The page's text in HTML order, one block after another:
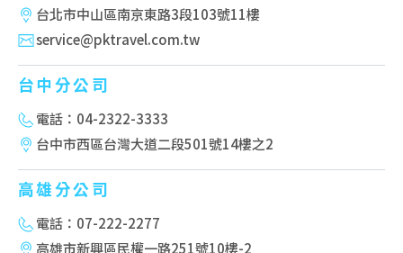
台北市中山區南京東路3段103號11樓
service@pktravel.com.tw
台中分公司
電話：04-2322-3333
台中市西區台灣大道二段501號14樓之2
高雄分公司
電話：07-222-2277
高雄市新興區民權一路251號10樓-2